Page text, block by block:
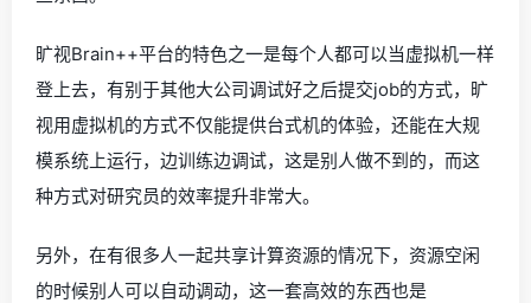
旷视Brain++平台的特色之一是每个人都可以当虚拟机一样
登上去，有别于其他大公司调试好之后提交job的方式，旷
视用虚拟机的方式不仅能提供台式机的体验，还能在大规
模系统上运行，边训练边调试，这是别人做不到的，而这
种方式对研究员的效率提升非常大。
另外，在有很多人一起共享计算资源的情况下，资源空闲
的时候别人可以自动调动，这一套高效的东西也是